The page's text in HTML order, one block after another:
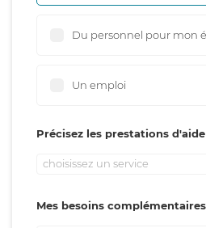
Du personnel pour mon
Un emploi
Précisez les prestations
choisissez un service
Mes besoins complémentaires